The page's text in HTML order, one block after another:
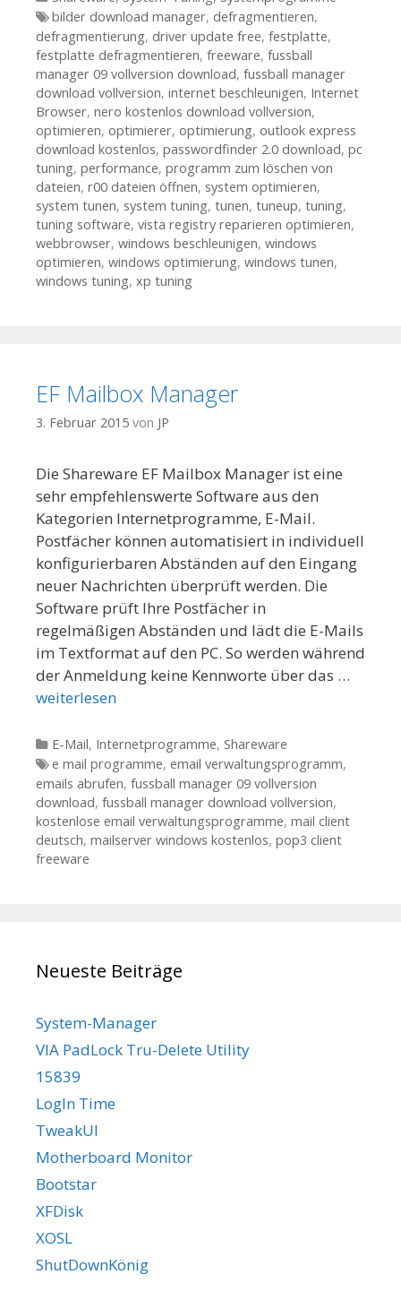
Tags
bilder download manager, defragmentieren,
defragmentierung, driver update free, festplatte,
festplatte defragmentieren, freeware, fussball
manager 09 vollversion download, fussball manager
download vollversion, internet beschleunigen, Internet
Browser, nero kostenlos download vollversion,
optimieren, optimierer, optimierung, outlook express
download kostenlos, passwordfinder 2.0 download, pc
tuning, performance, programm zum löschen von
dateien, r00 dateien öffnen, system optimieren,
system tunen, system tuning, tunen, tuneup, tuning,
tuning software, vista registry reparieren optimieren,
webbrowser, windows beschleunigen, windows
optimieren, windows optimierung, windows tunen,
windows tuning, xp tuning
EF Mailbox Manager
3. Februar 2015 von JP
Die Shareware EF Mailbox Manager ist eine
sehr empfehlenswerte Software aus den
Kategorien Internetprogramme, E-Mail.
Postfächer können automatisiert in individuell
konfigurierbaren Abständen auf den Eingang
neuer Nachrichten überprüft werden. Die
Software prüft Ihre Postfächer in
regelmäßigen Abständen und lädt die E-Mails
im Textformat auf den PC. So werden während
der Anmeldung keine Kennworte über das …
weiterlesen
Kategorien
E-Mail, Internetprogramme, Shareware
Tags
e mail programme, email verwaltungsprogramm,
emails abrufen, fussball manager 09 vollversion
download, fussball manager download vollversion,
kostenlose email verwaltungsprogramme, mail client
deutsch, mailserver windows kostenlos, pop3 client
freeware
Neueste Beiträge
System-Manager
VIA PadLock Tru-Delete Utility
15839
LogIn Time
TweakUI
Motherboard Monitor
Bootstar
XFDisk
XOSL
ShutDownKönig